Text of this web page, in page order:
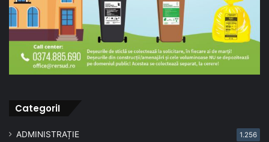
CategoriI
ADMINISTRAȚIE 1.256